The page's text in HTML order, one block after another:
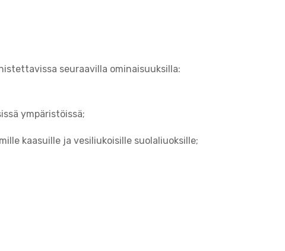
seuraavilla ominaisuuksilla:
ympäristöissä;
kaasuille ja vesiliukoisille suolaliuoksille;